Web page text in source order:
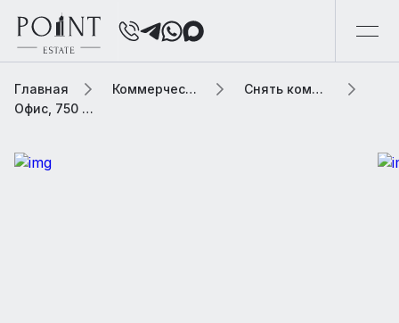
Главная Коммерческая элитная недвижимость
Снять коммерческую недвижимость
Офис, 750 м2 В бизнес центре «Комплект»